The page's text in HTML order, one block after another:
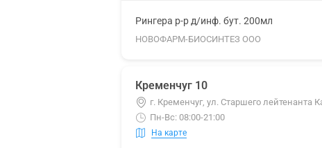
Рингера р-р д/инф. бут. 200мл
НОВОФАРМ-БИОСИНТЕЗ ООО
Кременчуг 10
г. Кременчуг, ул. Старшего лейтенанта
Пн-Вс: 08:00-21:00
На карте